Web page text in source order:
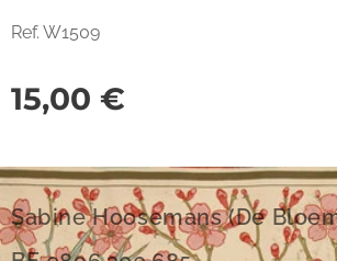
Ref. W1509
15,00 €
Sabine Hoosemans (De